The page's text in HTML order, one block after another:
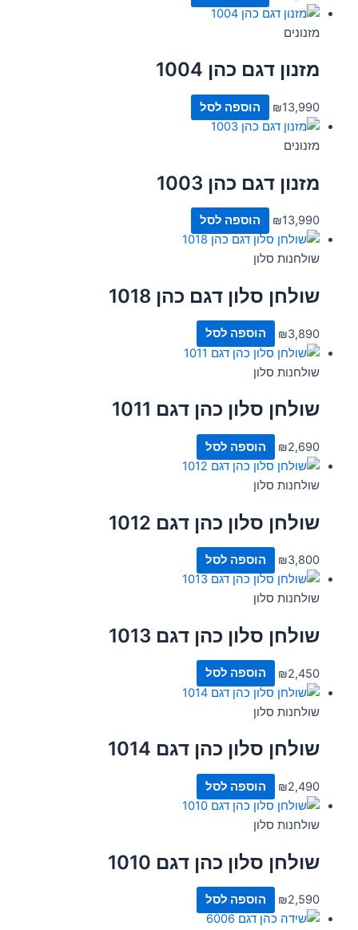
מזנונים
מזנון דגם כהן 1004
₪13,990 הוספה לסל
מזנונים
מזנון דגם כהן 1003
₪13,990 הוספה לסל
שולחנות סלון
שולחן סלון דגם כהן 1018
₪3,890 הוספה לסל
שולחנות סלון
שולחן סלון כהן דגם 1011
₪2,690 הוספה לסל
שולחנות סלון
שולחן סלון כהן דגם 1012
₪3,800 הוספה לסל
שולחנות סלון
שולחן סלון כהן דגם 1013
₪2,450 הוספה לסל
שולחנות סלון
שולחן סלון כהן דגם 1014
₪2,490 הוספה לסל
שולחנות סלון
שולחן סלון כהן דגם 1010
₪2,590 הוספה לסל